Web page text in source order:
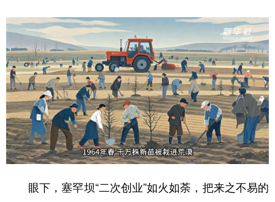
眼下，塞罕坝“二次创业”如火如荼，把来之不易的